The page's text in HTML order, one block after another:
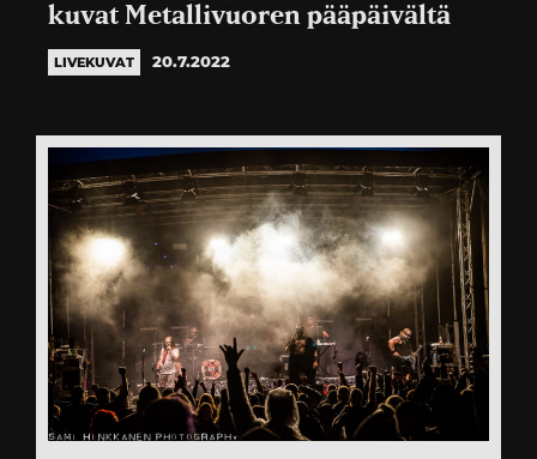
kuvat Metallivuoren pääpäivältä
LIVEKUVAT 20.7.2022